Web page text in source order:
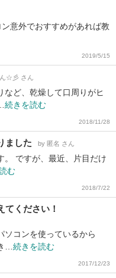
意外でおすすめがあれば教
2019/5/15
☆彡 さん
ど、乾燥して口周りがヒ
続きを読む
2018/11/28
ました by 匿名 さん
。 ですが、最近、片目だけ
む
2018/7/22
てください！
ソコンを使っているから
… 続きを読む
2017/12/23